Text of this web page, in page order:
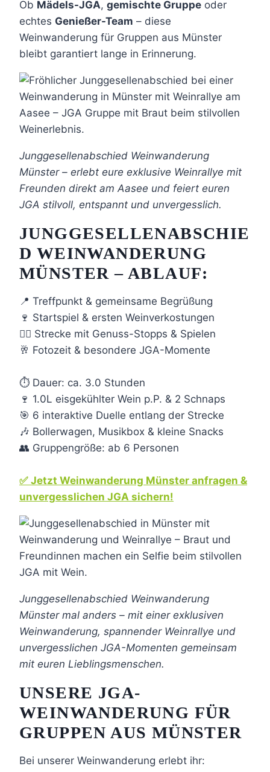
Ob Mädels-JGA, gemischte Gruppe oder
echtes Genießer-Team – diese
Weinwanderung für Gruppen aus Münster
bleibt garantiert lange in Erinnerung.
Junggesellenabschied Weinwanderung
Münster – erlebt eure exklusive Weinrallye mit
Freunden direkt am Aasee und feiert euren
JGA stilvoll, entspannt und unvergesslich.
JUNGGESELLENABSCHIE
D WEINWANDERUNG
MÜNSTER – ABLAUF:
📍 Treffpunkt & gemeinsame Begrüßung
🍷 Startspiel & ersten Weinverkostungen
🚶‍♀️ Strecke mit Genuss-Stopps & Spielen
🥂 Fotozeit & besondere JGA-Momente
⏱️ Dauer: ca. 3.0 Stunden
🍷 1.0L eisgekühlter Wein p.P. & 2 Schnaps
🎯 6 interaktive Duelle entlang der Strecke
🎶 Bollerwagen, Musikbox & kleine Snacks
👥 Gruppengröße: ab 6 Personen
✅ Jetzt Weinwanderung Münster anfragen &
unvergesslichen JGA sichern!
Junggesellenabschied Weinwanderung
Münster mal anders – mit einer exklusiven
Weinwanderung, spannender Weinrallye und
unvergesslichen JGA-Momenten gemeinsam
mit euren Lieblingsmenschen.
UNSERE JGA-
WEINWANDERUNG FÜR
GRUPPEN AUS MÜNSTER
Bei unserer Weinwanderung erlebt ihr: